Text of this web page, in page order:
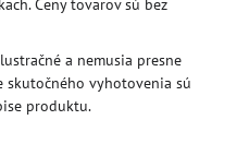
Ceny tovarov sú bez
a nemusia presne
skutočného vyhotovenia sú
produktu.